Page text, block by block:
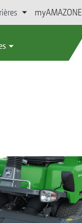
myAMAZONE